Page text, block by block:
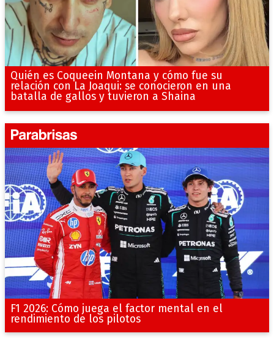
Quién es Coqueein Montana y cómo fue su
relación con La Joaqui: se conocieron en una
batalla de gallos y tuvieron a Shaina
F1 2026: Cómo juega el factor mental en el
rendimiento de los pilotos